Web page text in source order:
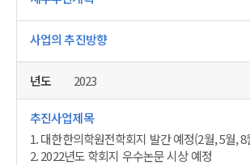
2023
1. 대한한의학원전학회지 발간 예정(2월, 5월, 8
2. 2022년도 학회지 우수논문 시상 예정